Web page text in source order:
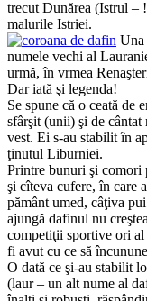
trecut Dunărea (Istrul –
malurile Istriei.
Una
numele vechi al
urmă, în vrmea
Dar iată şi legenda!
Se spune că o ceată de
sfârşit (unii) şi de
vest. Ei s-au stabilit în
ţinutul Liburniei.
Printre bunuri şi comori
şi cîteva cufere, în care
pământ umed, câţiva
ajungă dafinul nu
competiţii sportive ori
fi avut cu ce să
O dată ce şi-au stabilit
(laur – un alt nume al